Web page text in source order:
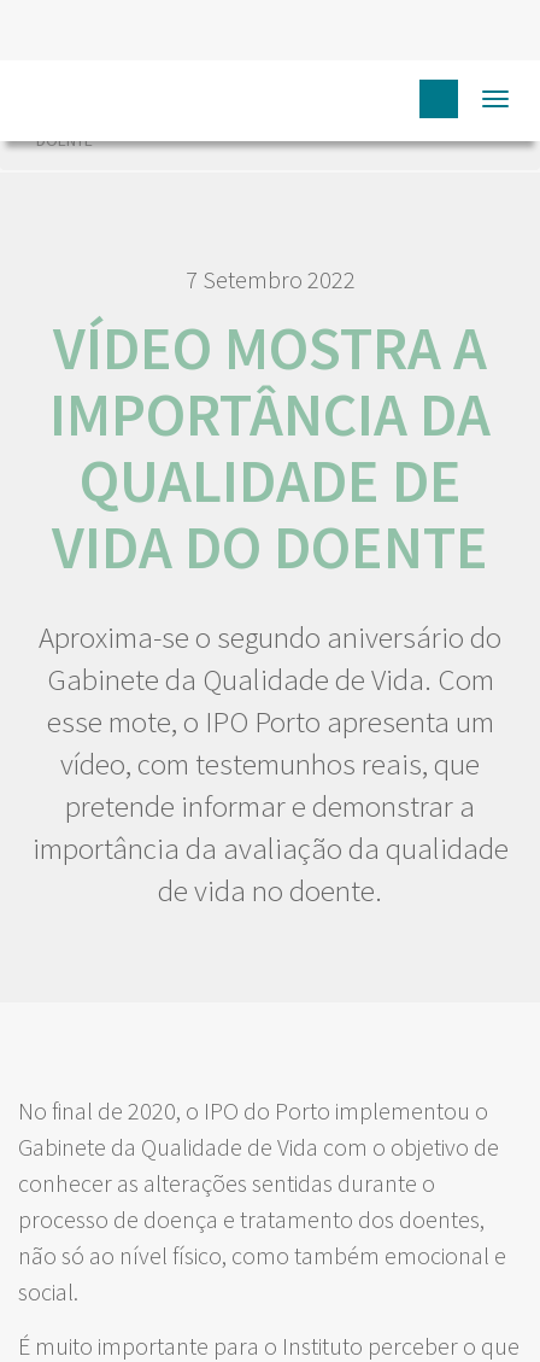
VÍDEO MOSTRA A IMPORTÂNCIA DA QUALIDADE DE VIDA DO
DOENTE
7 Setembro 2022
VÍDEO MOSTRA A
IMPORTÂNCIA DA
QUALIDADE DE
VIDA DO DOENTE
Aproxima-se o segundo aniversário do
Gabinete da Qualidade de Vida. Com
esse mote, o IPO Porto apresenta um
vídeo, com testemunhos reais, que
pretende informar e demonstrar a
importância da avaliação da qualidade
de vida no doente.
No final de 2020, o IPO do Porto implementou o
Gabinete da Qualidade de Vida com o objetivo de
conhecer as alterações sentidas durante o
processo de doença e tratamento dos doentes,
não só ao nível físico, como também emocional e
social.
É muito importante para o Instituto perceber o que